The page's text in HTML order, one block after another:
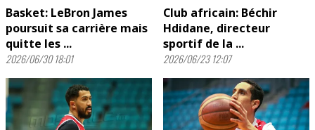
Basket: LeBron James
poursuit sa carrière mais
quitte les ...
2026/06/30 18:01
Club africain: Béchir
Hdidane, directeur
sportif de la ...
2026/06/23 12:07